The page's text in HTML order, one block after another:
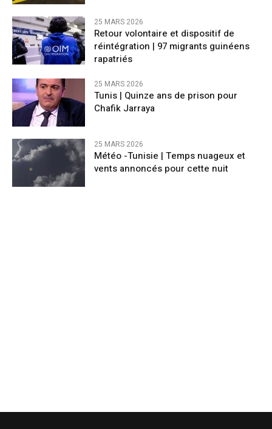
25 MARS 2026
Retour volontaire et dispositif de
réintégration | 97 migrants guinéens
rapatriés
25 MARS 2026
Tunis | Quinze ans de prison pour
Chafik Jarraya
25 MARS 2026
Météo -Tunisie | Temps nuageux et
vents annoncés pour cette nuit